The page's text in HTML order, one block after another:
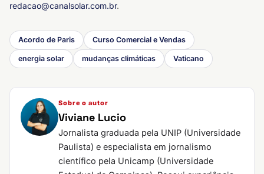
redacao@canalsolar.com.br.
Acordo de Paris Curso Comercial e Vendas
energia solar mudanças climáticas Vaticano
Sobre o autor
Viviane Lucio
Jornalista graduada pela UNIP (Universidade
Paulista) e especialista em jornalismo
científico pela Unicamp (Universidade